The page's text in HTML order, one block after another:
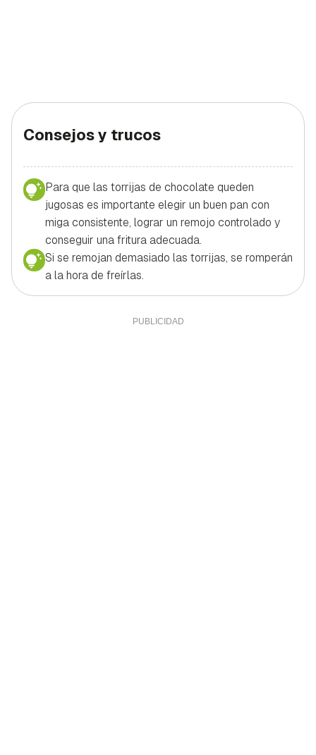
Consejos y trucos
Para que las torrijas de chocolate queden
jugosas es importante elegir un buen pan con
miga consistente, lograr un remojo controlado y
conseguir una fritura adecuada.
Si se remojan demasiado las torrijas, se romperán
a la hora de freírlas.